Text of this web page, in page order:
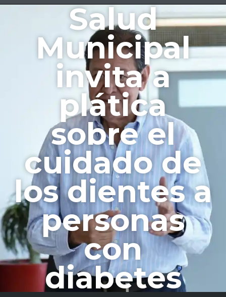
Salud
Municipal
invita a
plática
sobre el
cuidado de
los dientes a
personas
con
diabetes